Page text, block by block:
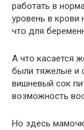
работать в
уровень в крови
что для
А что касается
были тяжелые и
вишневый сок
возможность
Но здесь